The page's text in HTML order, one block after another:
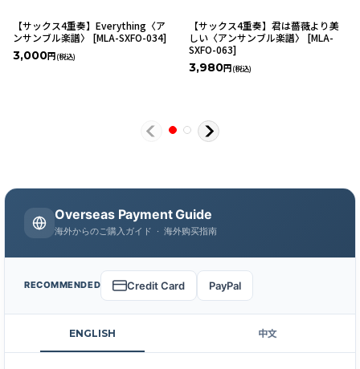
【サックス4重奏】Everything〈ア
ンサンブル楽譜〉
[MLA-SXFO-034]
3,000円 (税込)
【サックス4重奏】君は薔薇より美
しい〈アンサンブル楽譜〉
[MLA-
SXFO-063]
3,980円 (税込)
Overseas Payment Guide
海外からのご購入ガイド · 海外购买指南
RECOMMENDED Credit Card PayPal
ENGLISH 中文